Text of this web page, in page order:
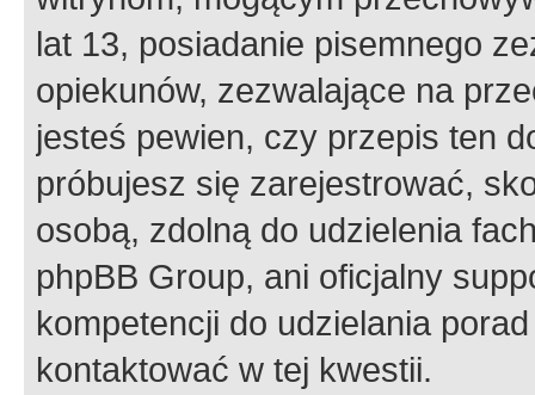
lat 13, posiadanie pisemnego
opiekunów, zezwalające na
jesteś pewien, czy przepis ten
próbujesz się zarejestrować,
osobą, zdolną do udzielenia
phpBB Group, ani oficjalny
kompetencji do udzielania
kontaktować w tej kwestii.